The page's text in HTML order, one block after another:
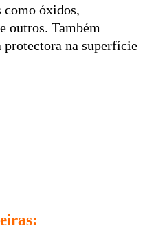
como óxidos,
outros. Também
na superfície